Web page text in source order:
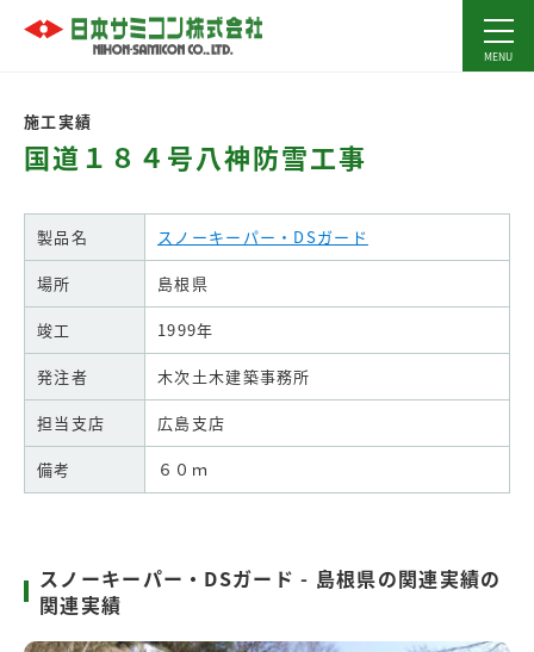
施工実績
国道１８４号八神防雪工事
製品名 スノーキーパー・DSガード
場所 島根県
竣工 1999年
発注者 木次土木建築事務所
担当支店 広島支店
備考 ６０ｍ
スノーキーパー・DSガード - 島根県の関連実績の
関連実績